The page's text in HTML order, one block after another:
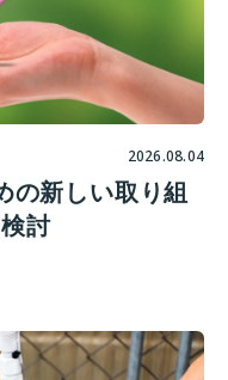
2026.08.04
の新しい取り組
討